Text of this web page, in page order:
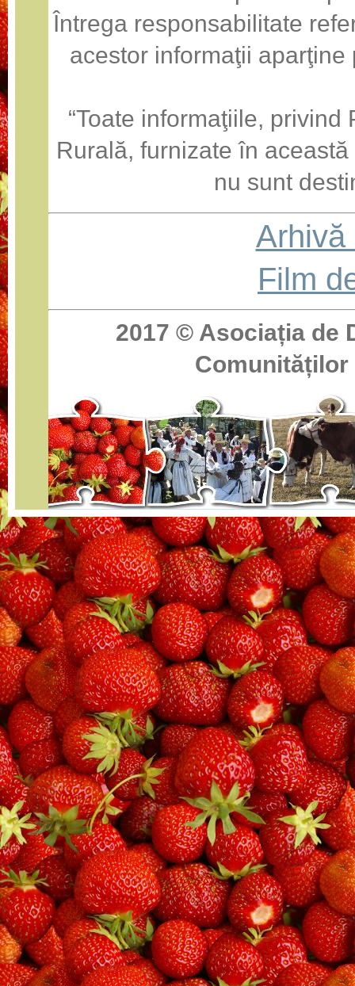
Întrega responsabilitate
acestor informaţii
“Toate informaţiile,
Rurală, furnizate în
nu sunt
Arhivă
Film
2017 © Asociația de
Comunităților